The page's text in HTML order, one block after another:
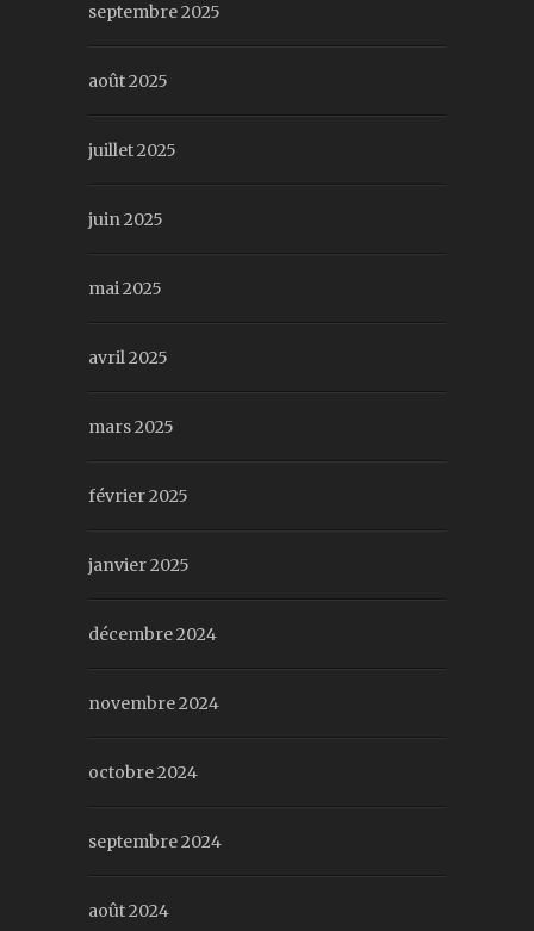
septembre 2025
août 2025
juillet 2025
juin 2025
mai 2025
avril 2025
mars 2025
février 2025
janvier 2025
décembre 2024
novembre 2024
octobre 2024
septembre 2024
août 2024